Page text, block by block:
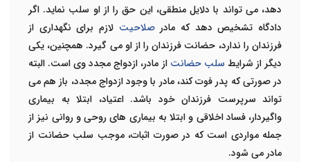
دهد، می تواند با دلایل منطقی، این حق را از او سلب نماید. اگر
دادگاه تشخیص دهد که مادرصلاحیت لازم برای نگهداری از
فرزندان را ندارد، حضانت فرزندان را از او می گیرد. همچنین، یکی
دیگر از شرایط سلب حضانت از مادر، ازدواج مجدد وی است. البته
در صورتی که پدر فوت کند، مادر با وجود ازدواج مجدد، باز هم می
تواند سرپرست فرزندان خود باشد. اعتیاد، ابتلا به بیماری
واگیردار، فساد اخلاقی و ابتلا به بیماری های روحی و روانی نیز از
جمله مواردی است که در صورت اثبات، موجب سلب حضانت از
مادر می شود.